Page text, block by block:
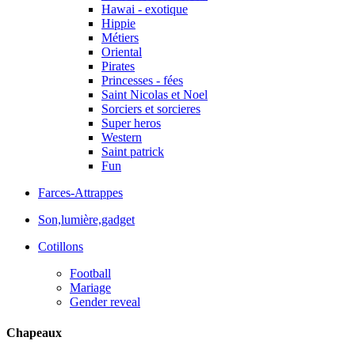
Hawai - exotique
Hippie
Métiers
Oriental
Pirates
Princesses - fées
Saint Nicolas et Noel
Sorciers et sorcieres
Super heros
Western
Saint patrick
Fun
Farces-Attrappes
Son,lumière,gadget
Cotillons
Football
Mariage
Gender reveal
Chapeaux